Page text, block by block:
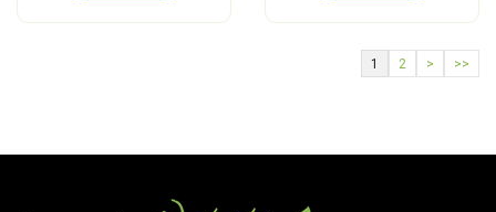
1 2 > >>